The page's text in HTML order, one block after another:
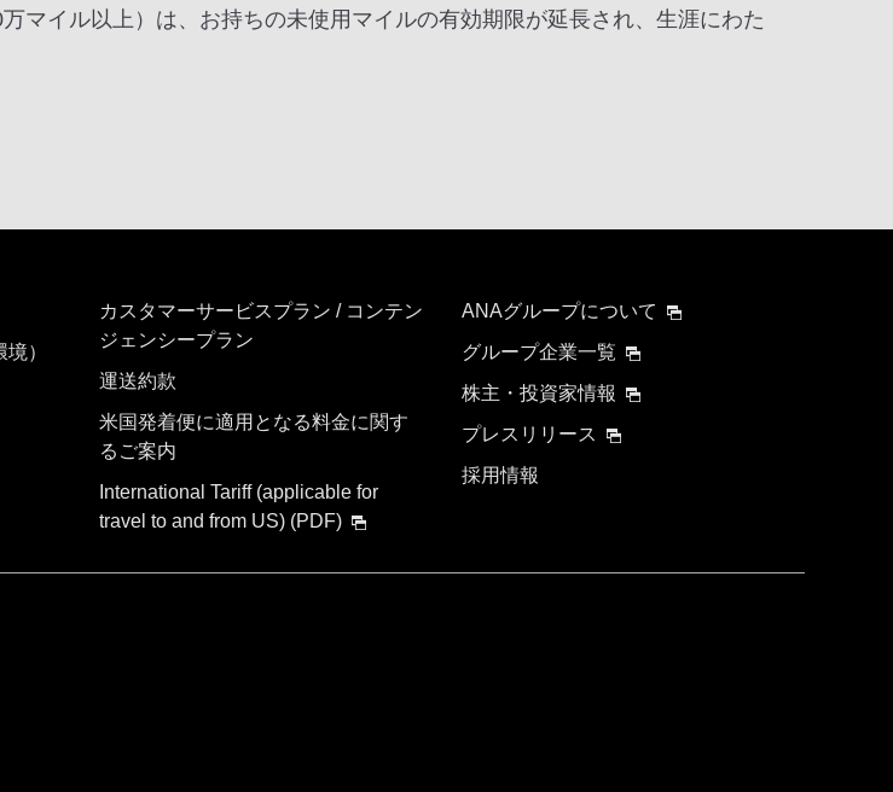
マイル以上）は、お持ちの未使用マイルの有効期限が延長され、生涯にわた
）
カスタマーサービスプラン / コンテン
ジェンシープラン
運送約款
米国発着便に適用となる料金に関す
るご案内
International Tariff (applicable for
travel to and from US) (PDF)
ANAグループについて
グループ企業一覧
株主・投資家情報
プレスリリース
採用情報